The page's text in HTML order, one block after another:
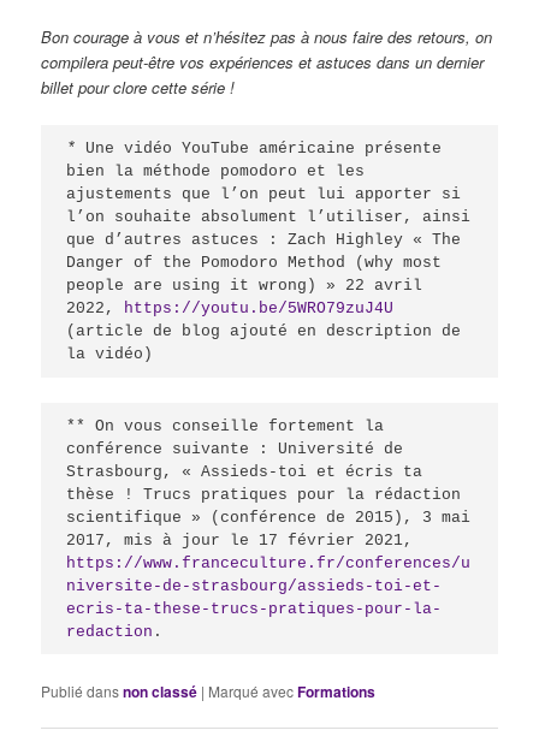
Bon courage à vous et n’hésitez pas à nous faire des retours, on
compilera peut-être vos expériences et astuces dans un dernier
billet pour clore cette série !
* Une vidéo YouTube américaine présente
bien la méthode pomodoro et les
ajustements que l’on peut lui apporter si
l’on souhaite absolument l’utiliser, ainsi
que d’autres astuces : Zach Highley « The
Danger of the Pomodoro Method (why most
people are using it wrong) » 22 avril
2022, https://youtu.be/5WRO79zuJ4U
(article de blog ajouté en description de
la vidéo)
** On vous conseille fortement la
conférence suivante : Université de
Strasbourg, « Assieds-toi et écris ta
thèse ! Trucs pratiques pour la rédaction
scientifique » (conférence de 2015), 3 mai
https://www.franceculture.fr/conferences/u
niversite-de-strasbourg/assieds-toi-et-
ecris-ta-these-trucs-pratiques-pour-la-
redaction .
Publié dansnon classé | Marqué avecFormations